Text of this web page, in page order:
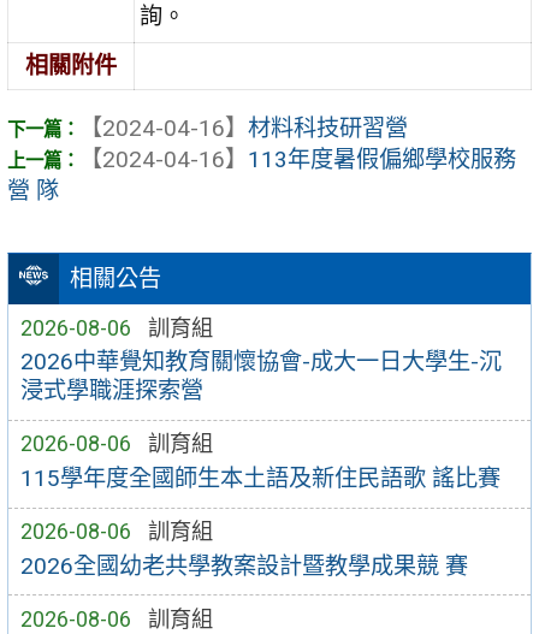
相關公告
2026-08-06 訓育組
2026中華覺知教育關懷協會-成大一日大學生-沉
浸式學職涯探索營
2026-08-06 訓育組
115學年度全國師生本土語及新住民語歌 謠比賽
2026-08-06 訓育組
2026全國幼老共學教案設計暨教學成果競 賽
2026-08-06 訓育組
詢。
相關附件
【2024-04-16】 材料科技研習營
【2024-04-16】 113年度暑假偏鄉學校服務
營 隊